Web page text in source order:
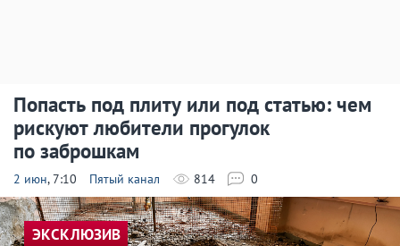
Попасть под плиту или под статью: чем
рискуют любители прогулок
по заброшкам
2 июн, 7:10 Пятый канал 814 0
ЭКСКЛЮЗИВ